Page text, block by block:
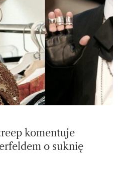
komentuje
o suknię